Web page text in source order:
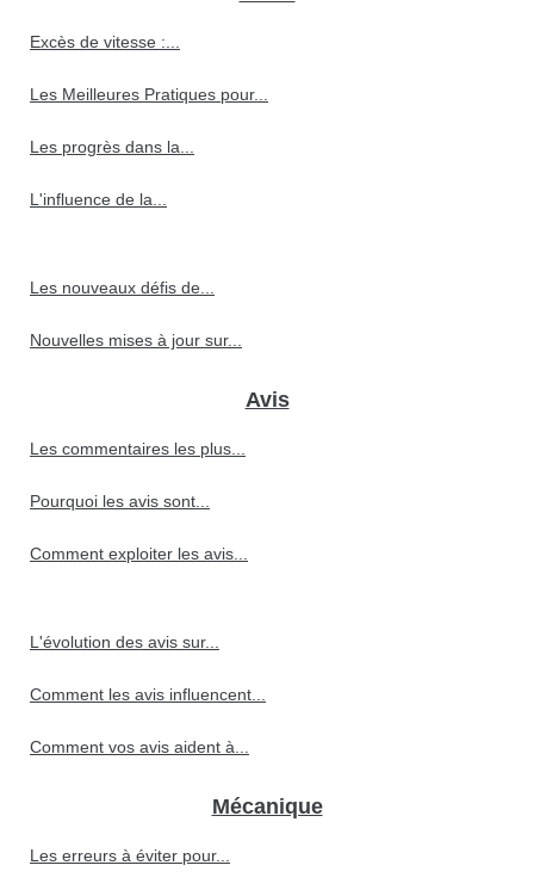
Excès de vitesse :...
Les Meilleures Pratiques pour...
Les progrès dans la...
L'influence de la...
Les nouveaux défis de...
Nouvelles mises à jour sur...
Avis
Les commentaires les plus...
Pourquoi les avis sont...
Comment exploiter les avis...
L'évolution des avis sur...
Comment les avis influencent...
Comment vos avis aident à...
Mécanique
Les erreurs à éviter pour...